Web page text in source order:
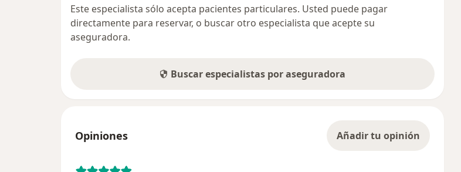
Este especialista sólo acepta pacientes particulares. Usted puede pagar
directamente para reservar, o buscar otro especialista que acepte su
aseguradora.
Buscar especialistas por aseguradora
Opiniones Añadir tu opinión